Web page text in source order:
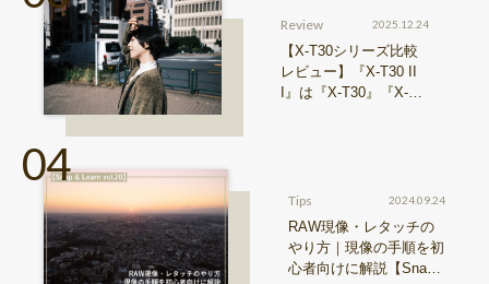
Review 2025.12.24
【X-T30シリーズ比較
レビュー】『X-T30 II
I』は『X-T30』『X-T3
Tips 2024.09.24
RAW現像・レタッチの
やり方｜現像の手順を初
心者向けに解説【Snap